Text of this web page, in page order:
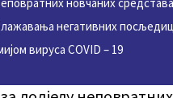
негативних
вируса COVID – 19